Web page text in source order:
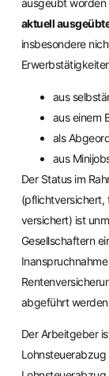
ausgeübt worden
aktuell
insbesondere
aus
aus einem
als
aus
Der Status im
(pflichtversichert,
versichert) ist
Gesellschaftern
abgeführt werden
Der Arbeitgeber